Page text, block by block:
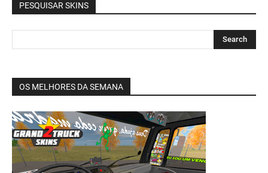
PESQUISAR SKINS
OS MELHORES DA SEMANA